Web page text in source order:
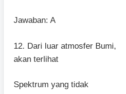
Jawaban: A
12. Dari luar atmosfer Bumi,
akan terlihat
Spektrum yang tidak